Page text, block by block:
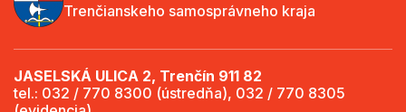
Trenčianskeho samosprávneho kraja
JASELSKÁ ULICA 2, Trenčín 911 82
tel.: 032 / 770 8300 (ústredňa), 032 / 770 8305